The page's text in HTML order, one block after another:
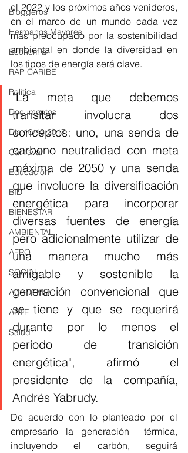
Bloggeros
Hermanos Mayores
Economía
RAP CARIBE
Política
Documentos
Día 10/10 2017
Carnaval
Educación
BID
BIENESTAR
AMBIENTAL
AFRO
SOCIAL
ACADEMIA
ARTE
Salud
el 2022 y los próximos años venideros,
en el marco de un mundo cada vez
más preocupado por la sostenibilidad
ambiental en donde la diversidad en
los tipos de energía será clave.
"La meta que debemos
transitar involucra dos
conceptos: uno, una senda de
carbono neutralidad con meta
máxima de 2050 y una senda
que involucre la diversificación
energética para incorporar
diversas fuentes de energía
pero adicionalmente utilizar de
una manera mucho más
amigable y sostenible la
generación convencional que
se tiene y que se requerirá
durante por lo menos el
período de transición
energética", afirmó el
presidente de la compañía,
Andrés Yabrudy.
De acuerdo con lo planteado por el
empresario la generación  térmica,
incluyendo el carbón, seguirá